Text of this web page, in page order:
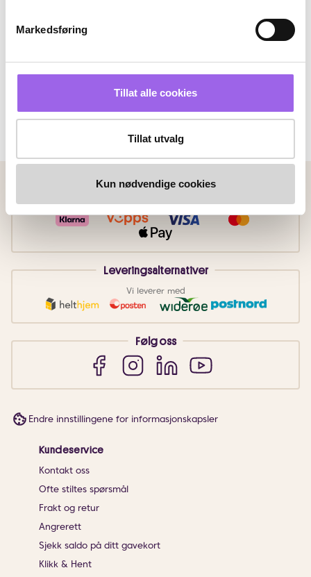
Markedsføring
Tillat alle cookies
Tillat utvalg
Kun nødvendige cookies
Betalingsmetoder
FakturaVippsKortbetaling
Leveringsalternativer
Vi leverer med
Følg oss
Endre innstillingene for informasjonskapsler
Kundeservice
Kontakt oss
Ofte stiltes spørsmål
Frakt og retur
Angrerett
Sjekk saldo på ditt gavekort
Klikk & Hent